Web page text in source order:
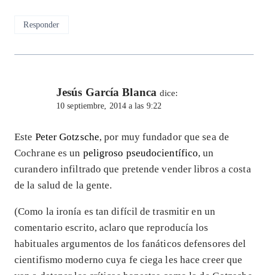
Responder
Jesús García Blanca dice:
10 septiembre, 2014 a las 9:22
Este Peter Gotzsche, por muy fundador que sea de
Cochrane es un peligroso pseudocientífico, un
curandero infiltrado que pretende vender libros a costa
de la salud de la gente.
(Como la ironía es tan difícil de trasmitir en un
comentario escrito, aclaro que reproducía los
habituales argumentos de los fanáticos defensores del
cientifismo moderno cuya fe ciega les hace creer que